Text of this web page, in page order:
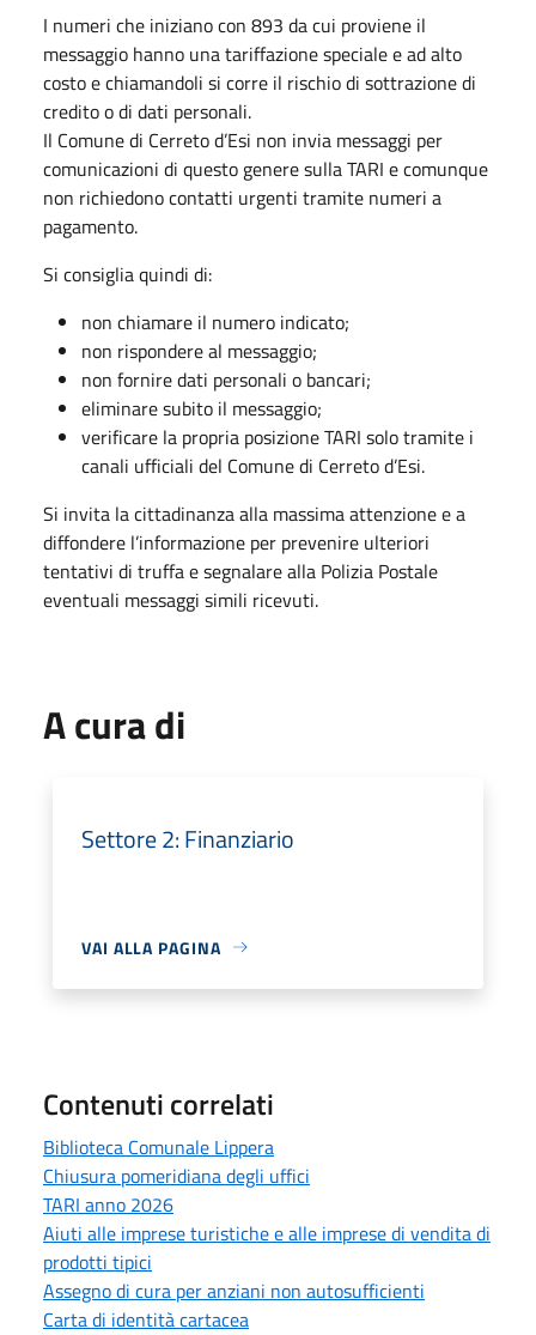
I numeri che iniziano con 893 da cui proviene il
messaggio hanno una tariffazione speciale e ad alto
costo e chiamandoli si corre il rischio di sottrazione di
credito o di dati personali.
Il Comune di Cerreto d’Esi non invia messaggi per
comunicazioni di questo genere sulla TARI e comunque
non richiedono contatti urgenti tramite numeri a
pagamento.
Si consiglia quindi di:
non chiamare il numero indicato;
non rispondere al messaggio;
non fornire dati personali o bancari;
eliminare subito il messaggio;
verificare la propria posizione TARI solo tramite i
canali ufficiali del Comune di Cerreto d’Esi.
Si invita la cittadinanza alla massima attenzione e a
diffondere l’informazione per prevenire ulteriori
tentativi di truffa e segnalare alla Polizia Postale
eventuali messaggi simili ricevuti.
A cura di
Settore 2: Finanziario
VAI ALLA PAGINA
Contenuti correlati
Biblioteca Comunale Lippera
Chiusura pomeridiana degli uffici
TARI anno 2026
Aiuti alle imprese turistiche e alle imprese di vendita di
prodotti tipici
Assegno di cura per anziani non autosufficienti
Carta di identità cartacea